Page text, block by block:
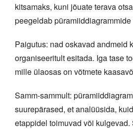
kitsamaks, kuni jõuate terava
peegeldab
Paigutus: nad oskavad andmeid
organiseeritult esitada. Iga tase
mille ülaosas on võtmete
Samm-sammult:
suurepärased, et analüüsida,
etappidel toimuvad või